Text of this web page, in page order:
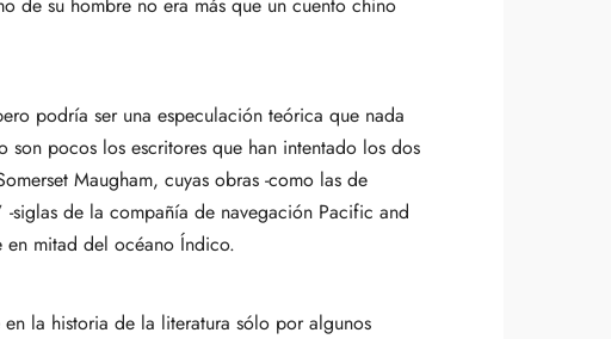
podría ser una especulación teórica que nada
son pocos los escritores que han intentado los dos
Maugham, cuyas obras -como las de
siglas de la compañía de navegación Pacific and
mitad del océano Índico.
la historia de la literatura sólo por algunos